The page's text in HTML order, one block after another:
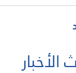
الأخبار